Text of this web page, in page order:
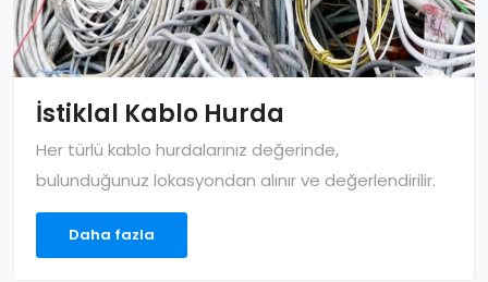
İstiklal Kablo Hurda
Her türlü kablo hurdalarınız değerinde,
bulunduğunuz lokasyondan alınır ve değerlendirilir.
Daha fazla